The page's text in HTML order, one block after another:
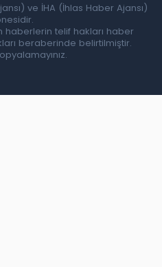
ve İHA (İhlas Haber Ajansı)
haberlerin telif hakları haber
beraberinde belirtilmiştir.